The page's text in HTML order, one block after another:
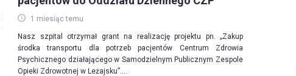
1 miesiąc temu
Nasz szpital otrzymał grant na realizację projektu pn. „Zakup
środka transportu dla potrzeb pacjentów Centrum Zdrowia
Psychicznego działającego w Samodzielnym Publicznym Zespole
Opieki Zdrowotnej w Leżajsku”....